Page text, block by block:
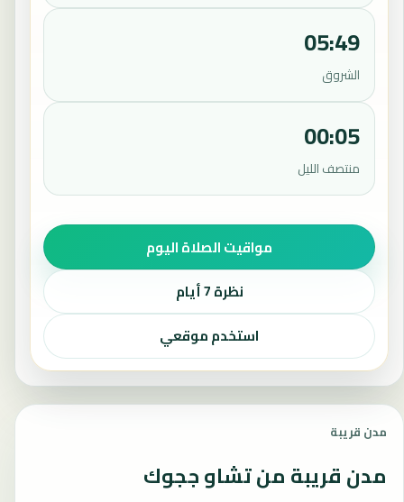
05:49
الشروق
00:05
منتصف الليل
مواقيت الصلاة اليوم
نظرة 7 أيام
استخدم موقعي
مدن قريبة
مدن قريبة من تشاو ججوك